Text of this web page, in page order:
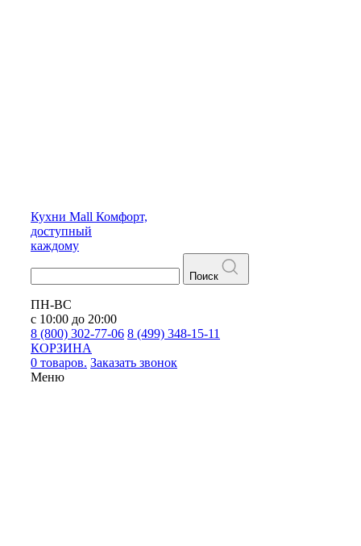
Кухни Mall Комфорт,
доступный
каждому
Поиск
ПН-ВС
с 10:00 до 20:00
8 (800) 302-77-06 8 (499) 348-15-11
КОРЗИНА
0 товаров. Заказать звонок
Меню